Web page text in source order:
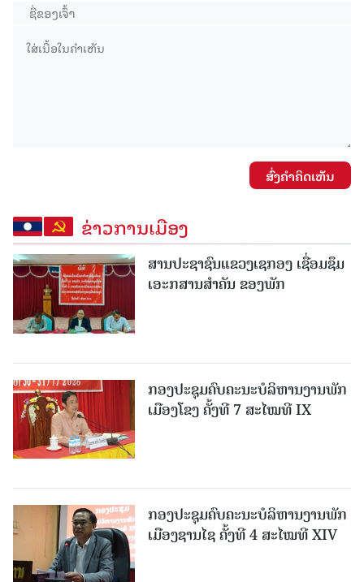
ສົ່ງຄໍາຄິດເຫັນ
ຂ່າວການເມືອງ
ສານປະຊາຊົນແຂວງເຊກອງ ເຊື່ອມຊຶມ
ເອະກສານສໍາຄັນ ຂອງພັກ
ກອງປະຊຸມຄົບຄະນະບໍລິຫານງານພັກ
ເມືອງໂຂງ ຄັ້ງທີ 7 ສະໄໝທີ IX
ກອງປະຊຸມຄົບຄະນະບໍລິຫານງານພັກ
ເມືອງຊານ​ໄຊ ຄັ້ງທີ 4 ສະໄໝທີ XIV